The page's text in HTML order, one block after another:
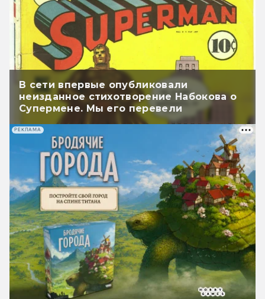
В сети впервые опубликовали
неизданное стихотворение Набокова о
Супермене. Мы его перевели
РЕКЛАМА